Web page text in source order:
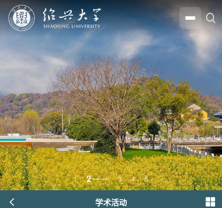
1 2 3 4 5
学术活动